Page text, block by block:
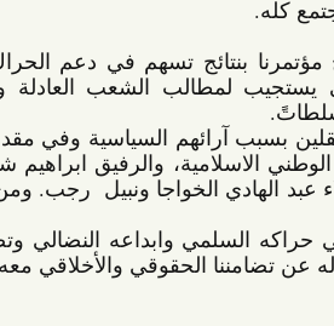
آرائهم السياسية
الخواجا ونبيل  رجب.
الحقوقي والأخلاقي معه بلا حدود.